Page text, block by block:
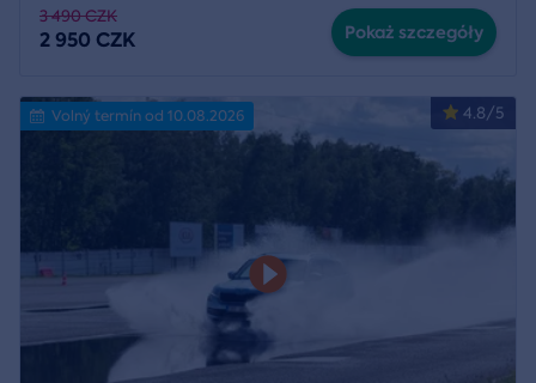
3 490 CZK
2 950 CZK Pokaż szczegóły
4.8/5
Volný termín od 10.08.2026